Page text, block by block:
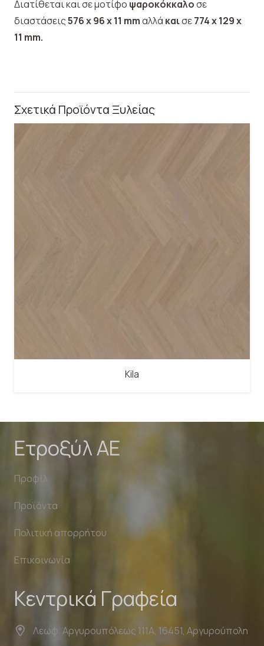
Διατίθεται και σε μοτίφο ψαροκόκκαλοσε
διαστάσεις576 x 96 x 11 mmαλλά καισε774 x 129 x
11 mm.
Σχετικά Προϊόντα Ξυλείας
Kila
Ετροξύλ ΑΕ
Προφίλ
Προϊόντα
Πολιτική απορρήτου
Επικοινωνία
Κεντρικά Γραφεία
Λεωφ. Αργυρουπόλεως 111Α, 16451, Αργυρούπολη